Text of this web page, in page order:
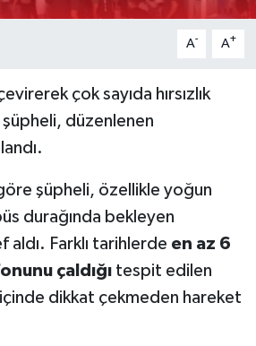
A- A+
çok sayıda hırsızlık
düzenlenen
şüpheli, özellikle yoğun
durağında bekleyen
aldı. Farklı tarihlerde en az 6
çaldığıtespit edilen
içinde dikkat çekmeden hareket